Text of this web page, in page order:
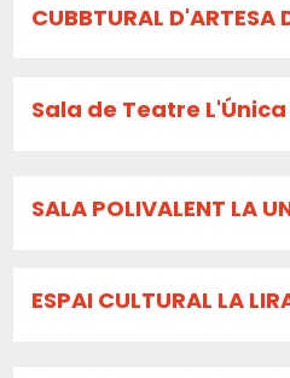
CUBBTURAL D'ARTESA
Sala de Teatre
SALA POLIVALENT LA
ESPAI CULTURAL LA